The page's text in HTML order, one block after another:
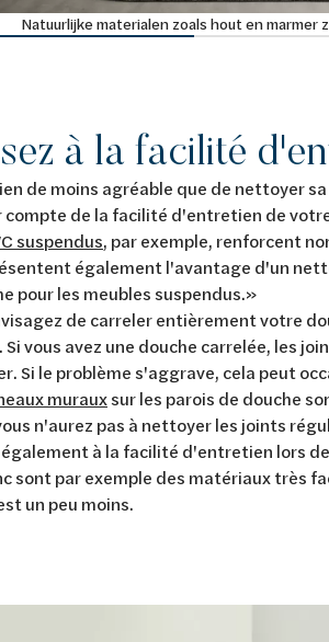
Natuurlijke materialen zoals hout en marmer
à la facilité
de moins agréable que de nettoyer
compte de la facilité d'entretien de
suspendus, par exemple, renforcent
également l'avantage d'un
pour les meubles suspendus.»
de carreler entièrement votre
. Si vous avez une douche carrelée, les
Si le problème s'aggrave, cela peut
murauxsur les parois de douche
n'aurez pas à nettoyer les joints
également à la facilité d'entretien lors
sont par exemple des matériaux très
un peu moins.